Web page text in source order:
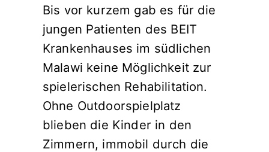
Bis vor kurzem gab es für die
jungen Patienten des BEIT
Krankenhauses im südlichen
Malawi keine Möglichkeit zur
spielerischen Rehabilitation.
Ohne Outdoorspielplatz
blieben die Kinder in den
Zimmern, immobil durch die